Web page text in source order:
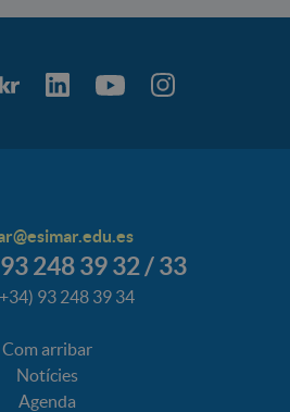
248 39 32 / 33
93 248 39 34
Com arribar
Notícies
Agenda